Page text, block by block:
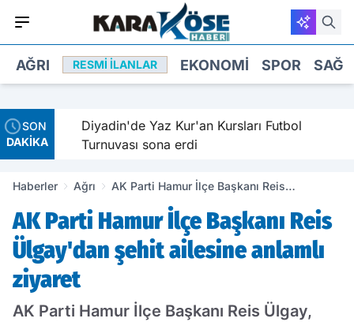
AĞRI RESMI İLANLAR EKONOMI SPOR
SON
DAKİKA
Diyadin'de Yaz Kur'an Kursları Futbol
Turnuvası sona erdi
Haberler Ağrı
AK Parti Hamur İlçe Başkanı Reis
AK Parti Hamur İlçe Başkanı Reis
Ülgay'dan şehit ailesine anlamlı
ziyaret
AK Parti Hamur İlçe Başkanı Reis Ülgay,